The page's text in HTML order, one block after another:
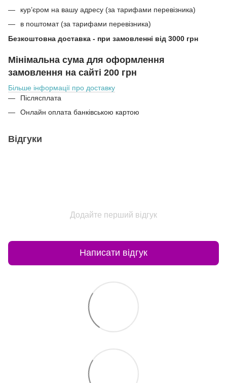
кур’єром на вашу адресу (за тарифами перевізника)
в поштомат (за тарифами перевізника)
Безкоштовна доставка - при замовленні від 3000 грн
Мінімальна сума для оформлення
замовлення на сайті 200 грн
Більше інформації про доставку
Післясплата
Онлайн оплата банківською картою
Відгуки
Додайте перший відгук
Написати відгук